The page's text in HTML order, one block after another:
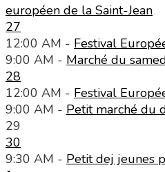
européen de la Saint-Jean
27
12:00 AM - Festival
9:00 AM - Marché du
28
12:00 AM - Festival
9:00 AM - Petit marché du
29
30
9:30 AM - Petit dej jeunes